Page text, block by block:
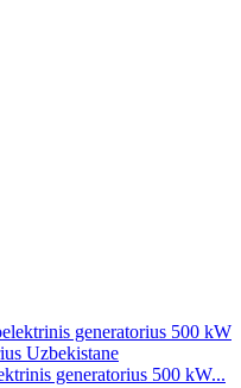
generatorius 500 kW...